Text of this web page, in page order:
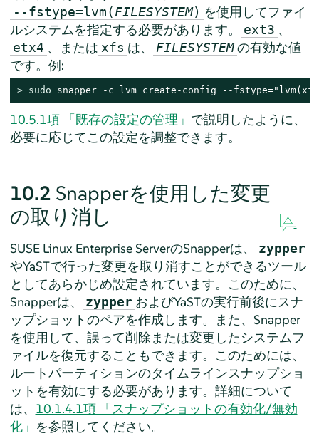
--fstype=lvm(FILESYSTEM) を使用してファイ
ルシステムを指定する必要があります。
ext3 、
etx4 、または xfs は、 FILESYSTEM の有効な値
です。例:
> sudo snapper -c lvm create-config --
10.5.1項 「既存の設定の管理」 で説明したように、
必要に応じてこの設定を調整できます。
10.2 Snapperを使用した変更
の取り消し
SUSE Linux Enterprise ServerのSnapperは、 zypper
やYaSTで行った変更を取り消すことができるツール
としてあらかじめ設定されています。このために、
Snapperは、
zypper およびYaSTの実行前後にスナ
ップショットのペアを作成します。また、Snapper
を使用して、誤って削除または変更したシステムフ
ァイルを復元することもできます。このためには、
ルートパーティションのタイムラインスナップショ
ットを有効にする必要があります。詳細について
は、 10.1.4.1項 「スナップショットの有効化/無効
化」 を参照してください。